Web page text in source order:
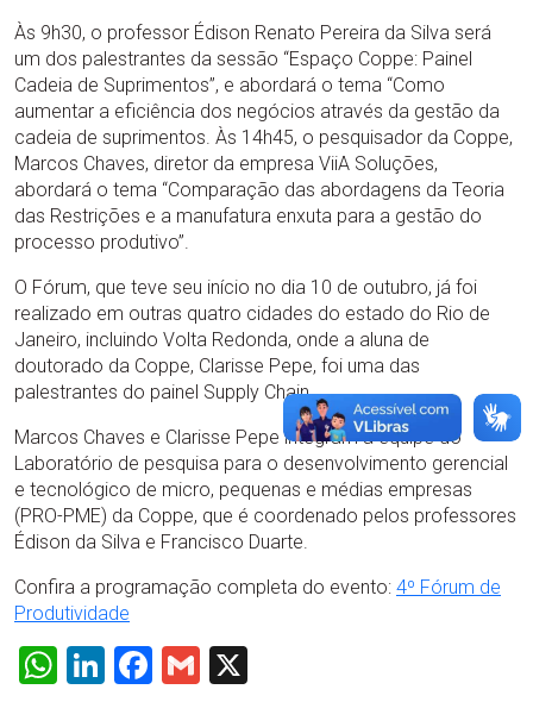
Às 9h30, o professor Édison Renato Pereira da Silva será
um dos palestrantes da sessão “Espaço Coppe: Painel
Cadeia de Suprimentos”, e abordará o tema “Como
aumentar a eficiência dos negócios através da gestão da
cadeia de suprimentos. Às 14h45, o pesquisador da Coppe,
Marcos Chaves, diretor da empresa ViiA Soluções,
abordará o tema “Comparação das abordagens da Teoria
das Restrições e a manufatura enxuta para a gestão do
processo produtivo”.
O Fórum, que teve seu início no dia 10 de outubro, já foi
realizado em outras quatro cidades do estado do Rio de
Janeiro, incluindo Volta Redonda, onde a aluna de
doutorado da Coppe, Clarisse Pepe, foi uma das
palestrantes do painel Supply Chain.
Marcos Chaves e Clarisse Pepe integram a equipe do
Laboratório de pesquisa para o desenvolvimento gerencial
e tecnológico de micro, pequenas e médias empresas
(PRO-PME) da Coppe, que é coordenado pelos professores
Édison da Silva e Francisco Duarte.
Confira a programação completa do evento: 4º Fórum de
Produtividade
WhatsApp
LinkedIn
Facebook
Gmail